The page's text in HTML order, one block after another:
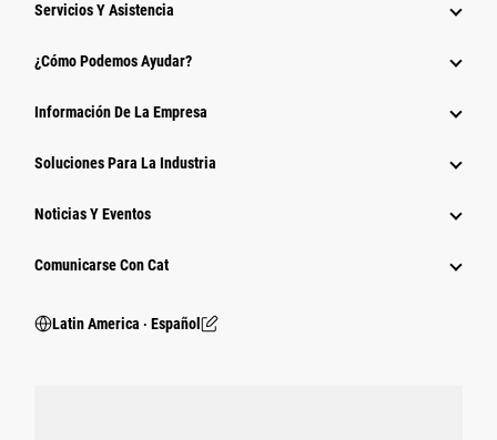
Servicios Y Asistencia
¿Cómo Podemos Ayudar?
Información De La Empresa
Soluciones Para La Industria
Noticias Y Eventos
Comunicarse Con Cat
Latin America ‧ Español